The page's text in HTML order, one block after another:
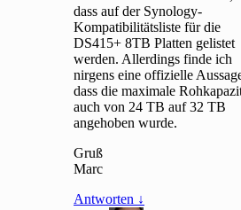
dass auf der Synology-
Kompatibilitätsliste für die
DS415+ 8TB Platten gelistet
werden. Allerdings finde ich
nirgens eine offizielle
dass die maximale
auch von 24 TB auf 32 TB
angehoben wurde.
Gruß
Marc
Antworten ↓